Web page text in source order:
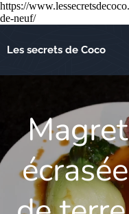
https://
de-neuf/
Les secrets de Coco